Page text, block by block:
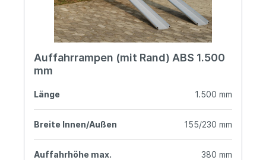
Auffahrrampen (mit Rand) ABS 1.500
mm
Länge 1.500 mm
Breite Innen/Außen 155/230 mm
Auffahrhöhe max. 380 mm